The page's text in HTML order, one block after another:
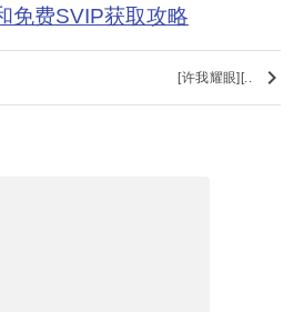
免费SVIP获取攻略
[许我耀眼][.. keyboard_arrow_right